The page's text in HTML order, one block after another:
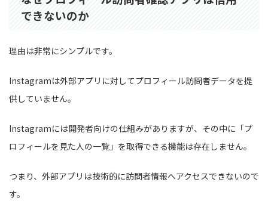
できないのか
理由は非常にシンプルです。
Instagramは外部アプリに対してプロフィール訪問者データを提
供していません。
Instagramには開発者向けの仕組みがありますが、その中に「プ
ロフィールを見た人の一覧」を取得できる機能は存在しません。
つまり、外部アプリは技術的に訪問者情報へアクセスできないので
す。